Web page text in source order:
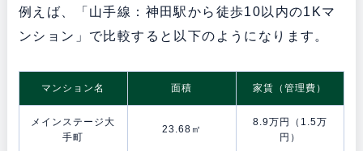
例えば、「山手線：神田駅から徒歩10以内の1Kマ
ンション」で比較すると以下のようになります。
マンション名 面積 家賃（管理費）
メインステージ大
手町
23.68㎡
8.9万円（1.5万
円）